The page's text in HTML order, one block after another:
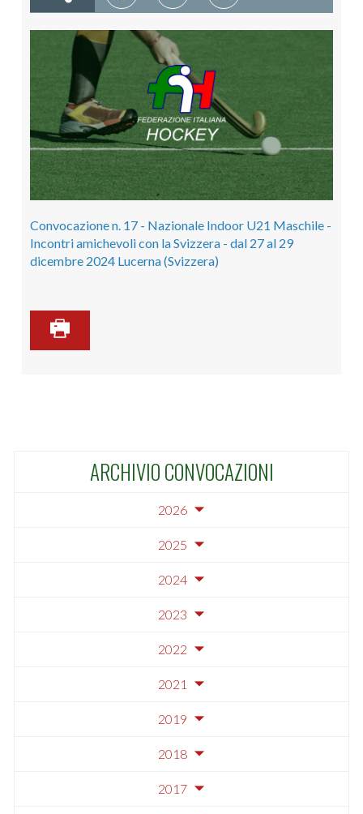
Convocazione n. 17 - Nazionale Indoor U21 Maschile -
Incontri amichevoli con la Svizzera - dal 27 al 29
dicembre 2024 Lucerna (Svizzera)
ARCHIVIO CONVOCAZIONI
2026
2025
2024
2023
2022
2021
2019
2018
2017